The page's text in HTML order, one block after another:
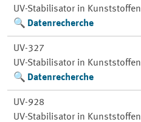
UV-Stabilisator in Kunststoffen
Datenrecherche
UV-327
UV-Stabilisator in Kunststoffen
Datenrecherche
UV-928
UV-Stabilisator in Kunststoffen